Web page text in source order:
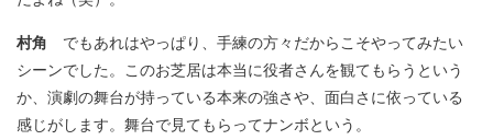
村角 でもあれはやっぱり、手練の方々だからこそやってみたい
シーンでした。このお芝居は本当に役者さんを観てもらうという
か、演劇の舞台が持っている本来の強さや、面白さに依っている
感じがします。舞台で見てもらってナンボという。